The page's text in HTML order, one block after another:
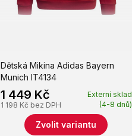
Dětská Mikina Adidas Bayern
Munich IT4134
1 449 Kč
1 198 Kč bez DPH
Externí sklad
(4-8 dnů)
Zvolit variantu